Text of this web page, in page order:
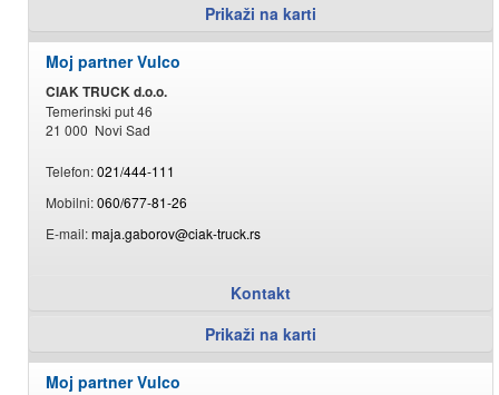
Prikaži na karti
Moj partner Vulco
CIAK TRUCK d.o.o.
Temerinski put 46
21 000 Novi Sad
Telefon:021/444-111
Mobilni:060/677-81-26
E-mail:maja.gaborov@ciak-truck.rs
Kontakt
Prikaži na karti
Moj partner Vulco